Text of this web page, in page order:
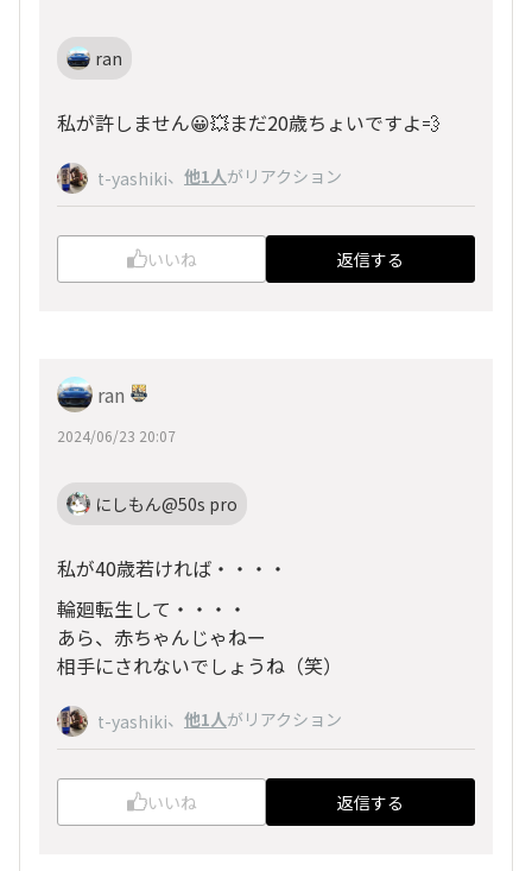
ran
私が許しません😀💥まだ20歳ちょいですよ💨
t-yashiki、 他1人がリアクション
いいね 返信する
ran
2024/06/23 20:07
にしもん@50s pro
私が40歳若ければ・・・・
輪廻転生して・・・・
あら、赤ちゃんじゃねー
相手にされないでしょうね（笑）
t-yashiki、 他1人がリアクション
いいね 返信する